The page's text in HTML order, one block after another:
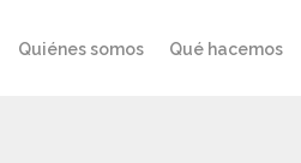
Quiénes somos Qué hacemos